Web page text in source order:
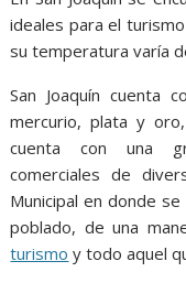
o
k
ideales para el
su temperatura varía
San Joaquín cuenta
mercurio, plata y
cuenta con una
comerciales de
Municipal en donde
poblado, de una
turismo y todo aquel